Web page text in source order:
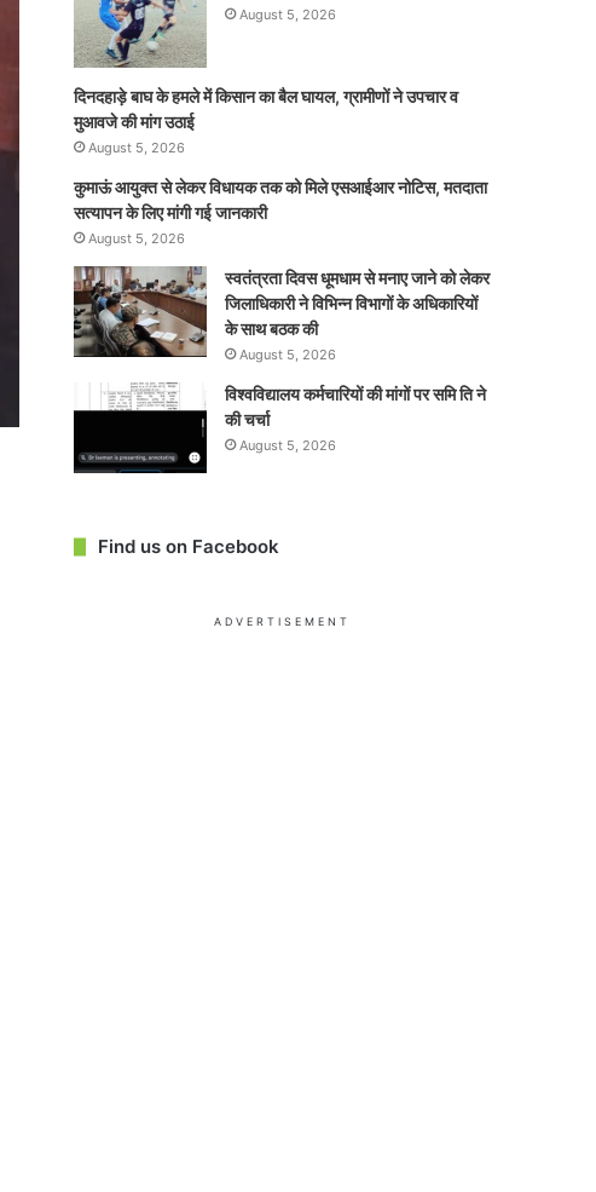
August 5, 2026
दिनदहाड़े बाघ के हमले में किसान का बैल घायल, ग्रामीणों ने उपचार व
मुआवजे की मांग उठाई
August 5, 2026
कुमाऊं आयुक्त से लेकर विधायक तक को मिले एसआईआर नोटिस, मतदाता
सत्यापन के लिए मांगी गई जानकारी
August 5, 2026
स्वतंत्रता दिवस धूमधाम से मनाए जाने को लेकर
जिलाधिकारी ने विभिन्न विभागों के अधिकारियों
के साथ बठक की
August 5, 2026
विश्वविद्यालय कर्मचारियों की मांगों पर समि ति ने
की चर्चा
August 5, 2026
Find us on Facebook
ADVERTISEMENT